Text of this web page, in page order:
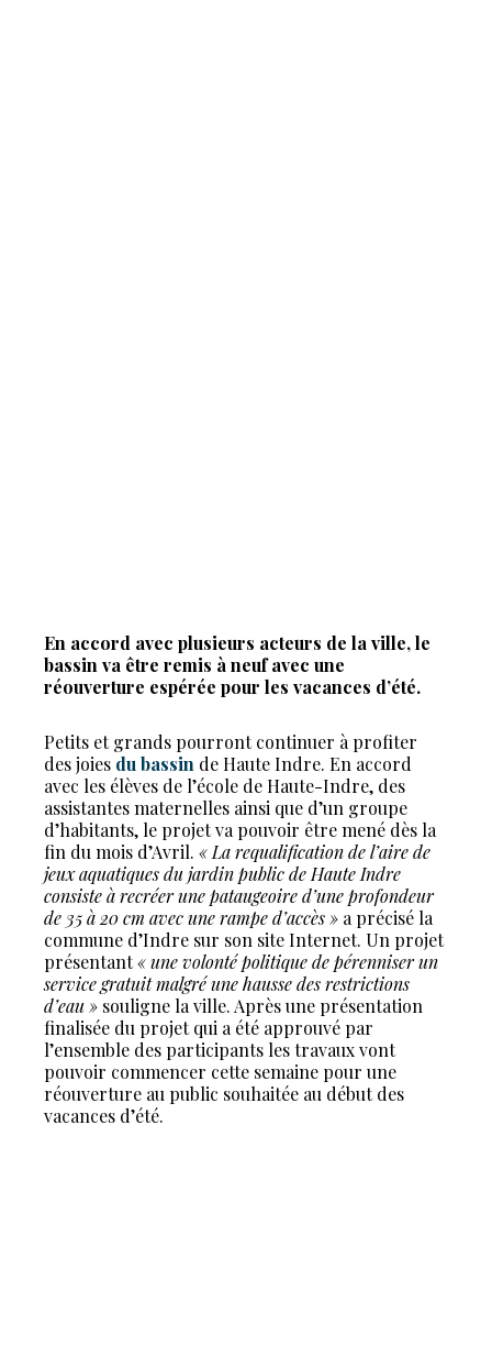
En accord avec plusieurs acteurs de la ville, le
bassin va être remis à neuf avec une
réouverture espérée pour les vacances d’été.
Petits et grands pourront continuer à profiter
des joies du bassin de Haute Indre. En accord
avec les élèves de l’école de Haute-Indre, des
assistantes maternelles ainsi que d’un groupe
d’habitants, le projet va pouvoir être mené dès la
fin du mois d’Avril. « La requalification de l’aire de
jeux aquatiques du jardin public de Haute Indre
consiste à recréer une pataugeoire d’une profondeur
de 35 à 20 cm avec une rampe d’accès » a précisé la
commune d’Indre sur son site Internet. Un projet
présentant« une volonté politique de pérenniser un
service gratuit malgré une hausse des restrictions
d’eau » souligne la ville. Après une présentation
finalisée du projet qui a été approuvé par
l’ensemble des participants les travaux vont
pouvoir commencer cette semaine pour une
réouverture au public souhaitée au début des
vacances d’été.